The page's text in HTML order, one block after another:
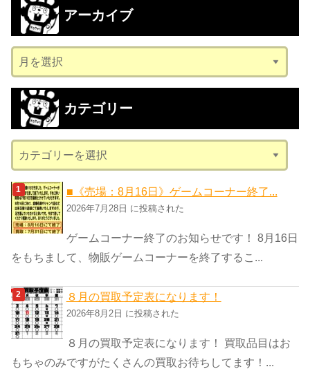
アーカイブ
ー
カ
ブ
カテゴリー
テ
ゴ
リ
ー
■《売場：8月16日》ゲームコーナー終了...
2026年7月28日 に投稿された
ゲームコーナー終了のお知らせです！ 8月16日
をもちまして、物販ゲームコーナーを終了するこ...
８月の買取予定表になります！
2026年8月2日 に投稿された
８月の買取予定表になります！ 買取品目はお
もちゃのみですがたくさんの買取お待ちしてます！...